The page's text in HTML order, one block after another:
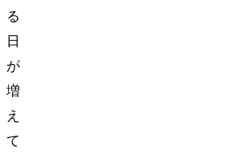
る
日
が
増
え
て